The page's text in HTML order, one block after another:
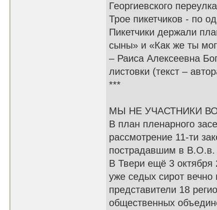
Георгиевского
Трое пикетчиков - по
Пикетчики держали
сыны» и «Как же ты
– Раиса Алексеевна
листовки (текст –
***
МЫ НЕ УЧАСТНИКИ
В план пленарного
рассмотрение 11-ти
пострадавшим в В.О.в.
В Твери ещё 3 октября
уже седых сирот
представители 18
общественных